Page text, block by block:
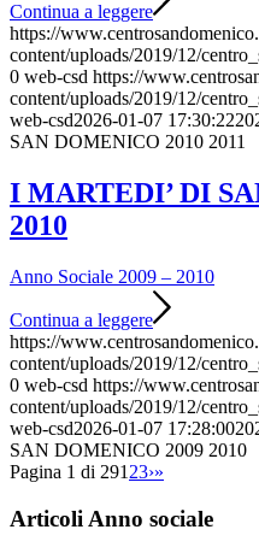
Continua a leggere
https://
content/uploads/2019/12/
0 web-csd https://
content/uploads/2019/12/
web-csd2026-01-07 17:30:22
SAN DOMENICO 2010 2011
I MARTEDI’ DI
2010
Anno Sociale 2009 – 2010
Continua a leggere
https://
content/uploads/2019/12/
0 web-csd https://
content/uploads/2019/12/
web-csd2026-01-07 17:28:00
SAN DOMENICO 2009 2010
Pagina 1 di 291 23›»
Articoli Anno sociale